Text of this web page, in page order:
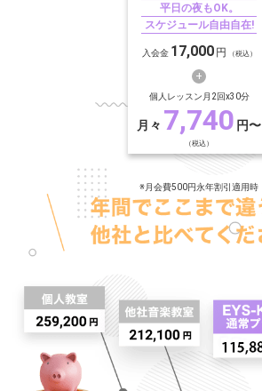
平日の夜もOK。
スケジュール自由自在!
入会金 17,000 円 （税込）
個人レッスン月2回x30分
月々 7,740 円〜
（税込）
※月会費500円永年割引適用時